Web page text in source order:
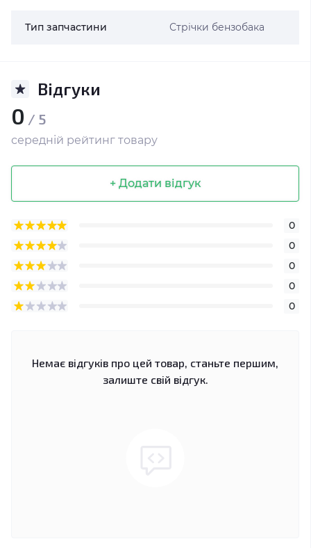
Тип запчастини Стрічки бензобака
Відгуки
0 / 5
середній рейтинг товару
+ Додати відгук
0
0
0
0
0
Немає відгуків про цей товар, станьте першим,
залиште свій відгук.